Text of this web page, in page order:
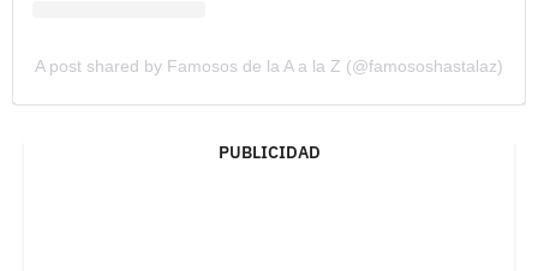
A post shared by Famosos de la A a la Z (@famososhastalaz)
PUBLICIDAD